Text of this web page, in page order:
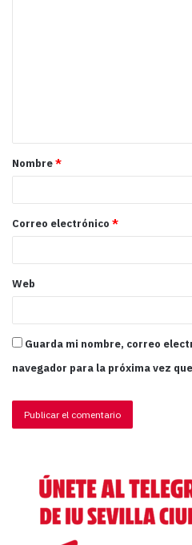
Nombre*
Correo electrónico *
Web
Guarda mi nombre, correo
navegador para la próxima vez